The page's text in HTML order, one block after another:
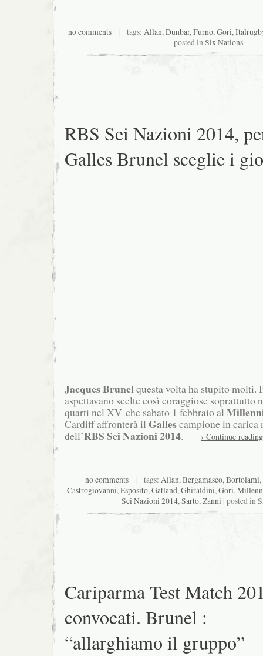
no comments| tags: Allan,Dunbar,Furno,Gori,
posted inSix Nations
RBS Sei Nazioni 2014,
Galles Brunel sceglie i
Jacques Brunelquesta volta ha stupito molti.
aspettavano scelte così coraggiose soprattutto
quarti nel XV che sabato 1 febbraio al
Cardiff affronterà il Gallescampione in carica
dell’RBS SeiNazioni 2014. › Continue reading
no comments| tags: Allan,Bergamasco,Bortolami,
Castrogiovanni,Esposito,Gatland,Ghiraldini,Gori,
Sei Nazioni 2014,Sarto,Zanni | posted in
Cariparma Test Match
convocati. Brunel :
“allarghiamo il gruppo”